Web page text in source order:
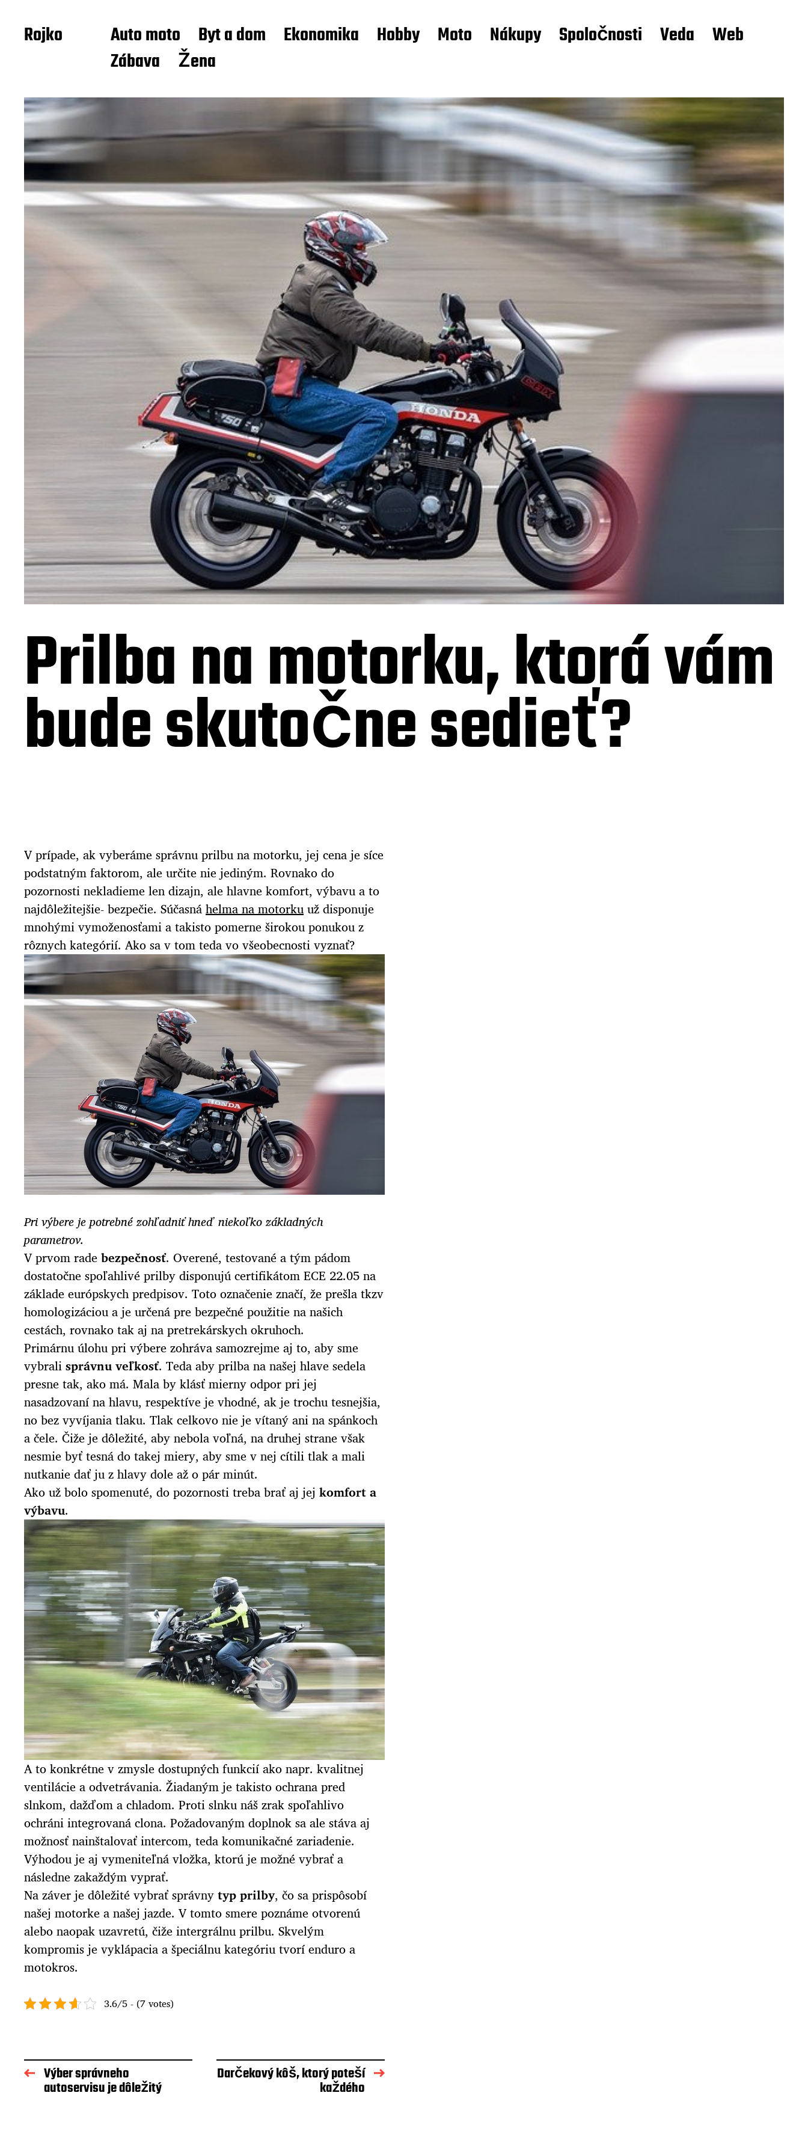
Rojko Auto moto Byt a dom Ekonomika Hobby Moto Nákupy Spoločnosti Veda
Web
Zábava
Žena
Prilba na motorku, ktorá vám
bude skutočne sedieť?
V prípade, ak vyberáme správnu prilbu na motorku, jej cena je síce
podstatným faktorom, ale určite nie jediným. Rovnako do
pozornosti nekladieme len dizajn, ale hlavne komfort, výbavu a to
najdôležitejšie- bezpečie. Súčasnáhelma na motorkuuž disponuje
mnohými vymoženosťami a takisto pomerne širokou ponukou z
rôznych kategórií. Ako sa v tom teda vo všeobecnosti vyznať?
Pri výbere je potrebné zohľadniť hneď niekoľko základných
parametrov.
V prvom radebezpečnosť. Overené, testované a tým pádom
dostatočne spoľahlivé prilby disponujú certifikátom ECE 22.05 na
základe európskych predpisov. Toto označenie značí, že prešla tkzv
homologizáciou a je určená pre bezpečné použitie na našich
cestách, rovnako tak aj na pretrekárskych okruhoch.
Primárnu úlohu pri výbere zohráva samozrejme aj to, aby sme
vybralisprávnu veľkosť. Teda aby prilba na našej hlave sedela
presne tak, ako má. Mala by klásť mierny odpor pri jej
nasadzovaní na hlavu, respektíve je vhodné, ak je trochu tesnejšia,
no bez vyvíjania tlaku. Tlak celkovo nie je vítaný ani na spánkoch
a čele. Čiže je dôležité, aby nebola voľná, na druhej strane však
nesmie byť tesná do takej miery, aby sme v nej cítili tlak a mali
nutkanie dať ju z hlavy dole až o pár minút.
Ako už bolo spomenuté, do pozornosti treba brať aj jej komfort a
výbavu.
A to konkrétne v zmysle dostupných funkcií ako napr. kvalitnej
ventilácie a odvetrávania. Žiadaným je takisto ochrana pred
slnkom, dažďom a chladom. Proti slnku náš zrak spoľahlivo
ochráni integrovaná clona. Požadovaným doplnok sa ale stáva aj
možnosť nainštalovať intercom, teda komunikačné zariadenie.
Výhodou je aj vymeniteľná vložka, ktorú je možné vybrať a
následne zakaždým vyprať.
Na záver je dôležité vybrať správnytyp prilby, čo sa prispôsobí
našej motorke a našej jazde. V tomto smere poznáme otvorenú
alebo naopak uzavretú, čiže intergrálnu prilbu. Skvelým
kompromis je vyklápacia a špeciálnu kategóriu tvorí enduro a
motokros.
3.6/5 - (7 votes)
Výber správneho
autoservisu je dôležitý
Darčekový kôš, ktorý poteší
každého